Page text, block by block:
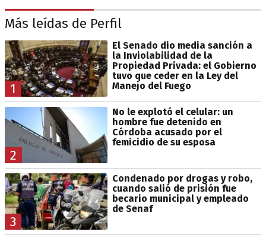
Más leídas de Perfil
1
El Senado dio media sanción a
la Inviolabilidad de la
Propiedad Privada: el Gobierno
tuvo que ceder en la Ley del
Manejo del Fuego
2
No le explotó el celular: un
hombre fue detenido en
Córdoba acusado por el
femicidio de su esposa
3
Condenado por drogas y robo,
cuando salió de prisión fue
becario municipal y empleado
de Senaf